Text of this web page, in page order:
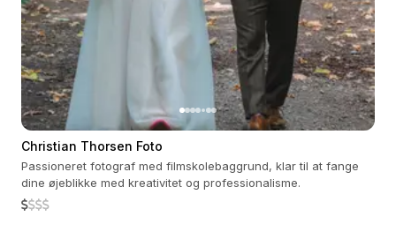
Christian Thorsen Foto
Passioneret fotograf med filmskolebaggrund, klar til at fange
dine øjeblikke med kreativitet og professionalisme.